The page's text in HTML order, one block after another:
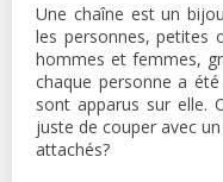
Une chaîne est un
les personnes, petites
hommes et femmes,
chaque personne a
sont apparus sur elle.
juste de couper avec
attachés?